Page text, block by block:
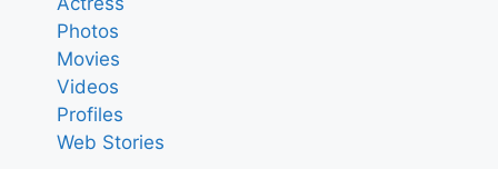
Photos
Movies
Videos
Profiles
Web Stories